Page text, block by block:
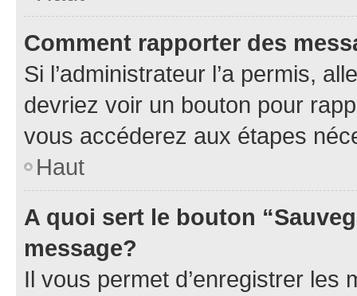
Comment rapporter des
Si l’administrateur l’a permis,
devriez voir un bouton pour
vous accéderez aux étapes
Haut
A quoi sert le bouton
message?
Il vous permet d’enregistrer